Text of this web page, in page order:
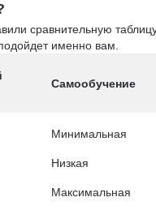
сравнительную
именно вам.
Самообучение
Минимальная
Низкая
Максимальная